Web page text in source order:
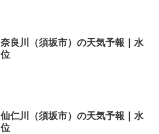
奈良川（須坂市）の天気予報｜水
位
仙仁川（須坂市）の天気予報｜水
位